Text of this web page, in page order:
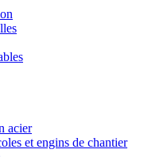
acier
et engins de chantier